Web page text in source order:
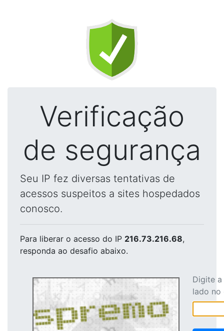
Verificação
de segurança
Seu IP fez diversas tentativas de
acessos suspeitos a sites hospedados
conosco.
Para liberar o acesso do IP 216.73.216.68,
responda ao desafio abaixo.
Digite
lado no